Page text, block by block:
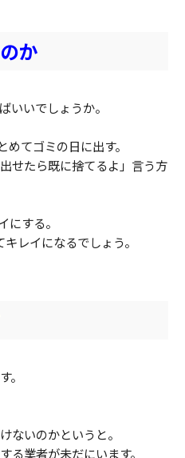
か
いいでしょうか。
てゴミの日に出す。
せたら既に捨てるよ」言う方
にする。
レイになるでしょう。
。
ないのかというと。
業者が未だにいます。